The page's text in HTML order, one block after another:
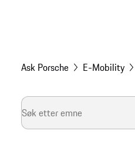
Ask Porsche E-Mobility